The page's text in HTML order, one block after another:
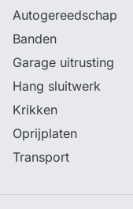
Autogereedschap
Banden
Garage uitrusting
Hang sluitwerk
Krikken
Oprijplaten
Transport